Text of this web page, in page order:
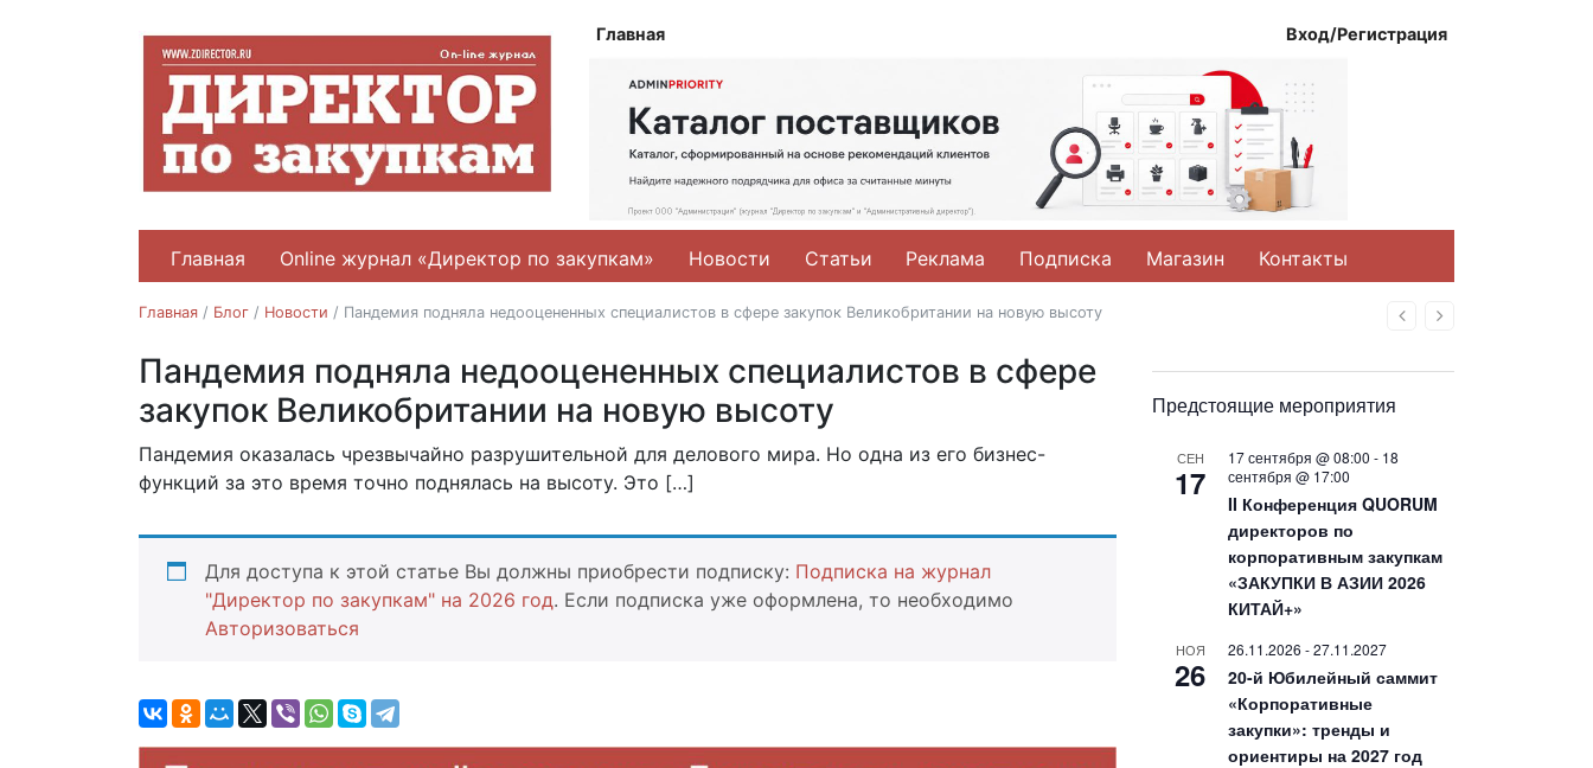
Главная Вход/Регистрация
Главная Online журнал «Директор по закупкам» Новости Статьи Реклама Подписка Магазин Контакты
НазадВперед
Главная / Блог / Новости / Пандемия подняла недооцененных специалистов в сфере закупок Великобритании на новую высоту
Новости
Рейтинги и опросы
Пандемия подняла недооцененных специалистов в сфере
закупок Великобритании на новую высоту
23.02.2022
Пандемия оказалась чрезвычайно разрушительной для делового мира. Но одна из его бизнес-
функций за это время точно поднялась на высоту. Это […]
Для доступа к этой статье Вы должны приобрести подписку: Подписка на журнал
"Директор по закупкам" на 2026 год. Если подписка уже оформлена, то необходимо
Авторизоваться
Предстоящие мероприятия
СЕН
17
17 сентября @ 08:00 - 18
сентября @ 17:00
II Конференция QUORUM
директоров по
корпоративным закупкам
«ЗАКУПКИ В АЗИИ 2026
КИТАЙ+»
НОЯ
26
26.11.2026 -27.11.2027
20-й Юбилейный саммит
«Корпоративные
закупки»: тренды и
ориентиры на 2027 год